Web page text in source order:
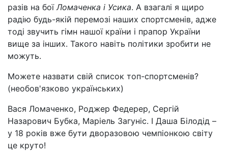
разів на боїЛомаченка і Усика. А взагалі я щиро
радію будь-якій перемозі наших спортсменів, адже
тоді звучить гімн нашої країни і прапор України
вище за інших. Такого навіть політики зробити не
можуть.
Можете назвати свій список топ-спортсменів?
(необов'язково українських)
Вася Ломаченко, Роджер Федерер, Сергій
Назарович Бубка, Маріель Загуніс. І Даша Білодід –
у 18 років вже бути дворазовою чемпіонкою світу
це круто!